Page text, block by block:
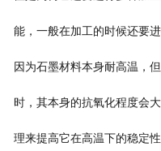
能，一般在加工的时候还要
因为石墨材料本身耐高温，
时，其本身的抗氧化程度会
理来提高它在高温下的稳定